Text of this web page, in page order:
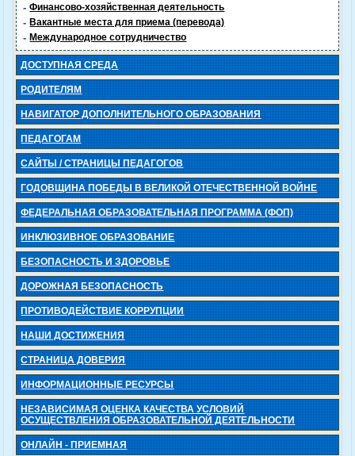
- Финансово-хозяйственная деятельность
- Вакантные места для приема (перевода)
- Международное сотрудничество
ДОСТУПНАЯ СРЕДА
РОДИТЕЛЯМ
НАВИГАТОР ДОПОЛНИТЕЛЬНОГО ОБРАЗОВАНИЯ
ПЕДАГОГАМ
САЙТЫ / СТРАНИЦЫ ПЕДАГОГОВ
ГОДОВЩИНА ПОБЕДЫ В ВЕЛИКОЙ ОТЕЧЕСТВЕННОЙ ВОЙНЕ
ФЕДЕРАЛЬНАЯ ОБРАЗОВАТЕЛЬНАЯ ПРОГРАММА (ФОП)
ИНКЛЮЗИВНОЕ ОБРАЗОВАНИЕ
БЕЗОПАСНОСТЬ И ЗДОРОВЬЕ
ДОРОЖНАЯ БЕЗОПАСНОСТЬ
ПРОТИВОДЕЙСТВИЕ КОРРУПЦИИ
НАШИ ДОСТИЖЕНИЯ
СТРАНИЦА ДОВЕРИЯ
ИНФОРМАЦИОННЫЕ РЕСУРСЫ
НЕЗАВИСИМАЯ ОЦЕНКА КАЧЕСТВА УСЛОВИЙ
ОСУЩЕСТВЛЕНИЯ ОБРАЗОВАТЕЛЬНОЙ ДЕЯТЕЛЬНОСТИ
ОНЛАЙН - ПРИЕМНАЯ